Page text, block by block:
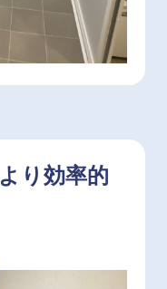
（生活の質）の向
り効率的